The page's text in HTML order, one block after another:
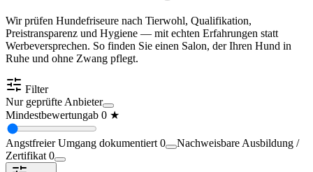
Wir prüfen Hundefriseure nach Tierwohl, Qualifikation,
Preistransparenz und Hygiene — mit echten Erfahrungen statt
Werbeversprechen. So finden Sie einen Salon, der Ihren Hund in
Ruhe und ohne Zwang pflegt.
Filter
Nur geprüfte Anbieter
Mindestbewertungab 0 ★
Angstfreier Umgang dokumentiert 0
Nachweisbare Ausbildung /
Zertifikat 0